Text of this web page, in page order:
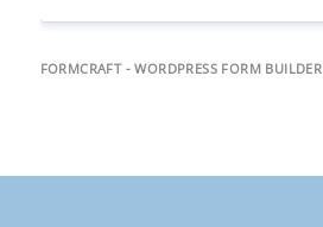
FORMCRAFT - WORDPRESS FORM BUILDER